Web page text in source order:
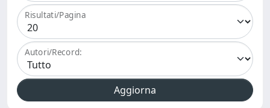
Risultati/Pagina
Autori/Record: